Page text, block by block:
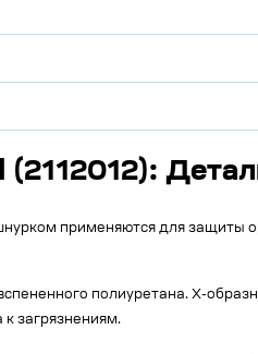
применяются для защиты
полиуретана. X-
к загрязнениям.